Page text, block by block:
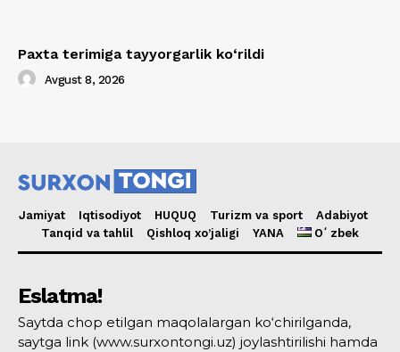
Paxta terimiga tayyorgarlik ko‘rildi
Avgust 8, 2026
Jamiyat Iqtisodiyot HUQUQ Turizm va sport
Adabiyot
Tanqid va tahlil
Qishloq xo’jaligi YANA Oʻzbek
Eslatma!
Saytda chop etilgan maqolalargan ko‘chirilganda,
saytga link (www.surxontongi.uz) joylashtirilishi hamda